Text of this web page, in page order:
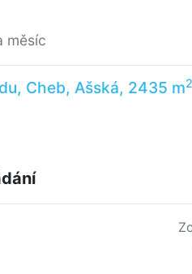
měsíc
Cheb, Ašská, 2435 m2